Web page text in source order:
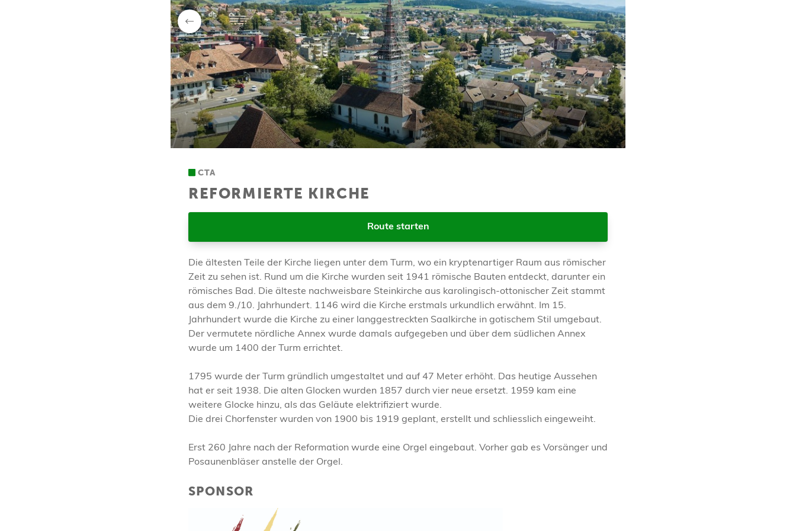
zurück
CTA
REFORMIERTE KIRCHE
Route starten
Die ältesten Teile der Kirche liegen unter dem Turm, wo ein kryptenartiger Raum aus römischer
Zeit zu sehen ist. Rund um die Kirche wurden seit 1941 römische Bauten entdeckt, darunter ein
römisches Bad. Die älteste nachweisbare Steinkirche aus karolingisch-ottonischer Zeit stammt
aus dem 9./10. Jahrhundert. 1146 wird die Kirche erstmals urkundlich erwähnt. Im 15.
Jahrhundert wurde die Kirche zu einer langgestreckten Saalkirche in gotischem Stil umgebaut.
Der vermutete nördliche Annex wurde damals aufgegeben und über dem südlichen Annex
wurde um 1400 der Turm errichtet.
1795 wurde der Turm gründlich umgestaltet und auf 47 Meter erhöht. Das heutige Aussehen
hat er seit 1938. Die alten Glocken wurden 1857 durch vier neue ersetzt. 1959 kam eine
weitere Glocke hinzu, als das Geläute elektrifiziert wurde.
Die drei Chorfenster wurden von 1900 bis 1919 geplant, erstellt und schliesslich eingeweiht.
Erst 260 Jahre nach der Reformation wurde eine Orgel eingebaut. Vorher gab es Vorsänger und
Posaunenbläser anstelle der Orgel.
SPONSOR